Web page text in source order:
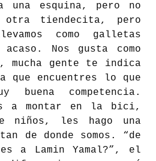
una esquina, pero no
tiendecita, pero
como galletas
Nos gusta como
mucha gente te indica
que encuentres lo que
buena competencia.
a montar en la bici,
niños, les hago una
de donde somos. “de
a Lamin Yamal?”, el